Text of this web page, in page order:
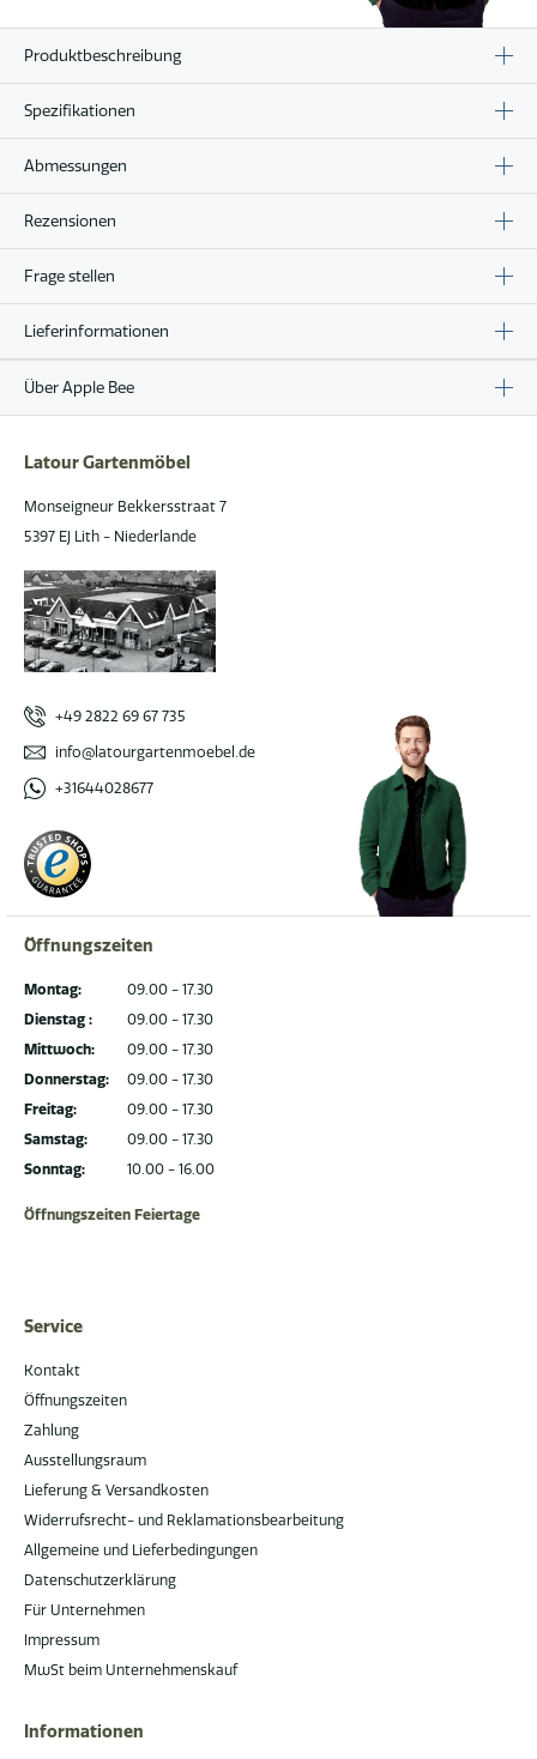
Produktbeschreibung
Spezifikationen
Abmessungen
Rezensionen
Frage stellen
Lieferinformationen
Über Apple Bee
Latour Gartenmöbel
Monseigneur Bekkersstraat 7
5397 EJ Lith - Niederlande
+49 2822 69 67 735
info@latourgartenmoebel.de
+31644028677
Öffnungszeiten
Montag:
Dienstag :
Mittwoch:
Donnerstag:
Freitag:
Samstag:
Sonntag:
09.00 - 17.30
09.00 - 17.30
09.00 - 17.30
09.00 - 17.30
09.00 - 17.30
09.00 - 17.30
10.00 - 16.00
Öffnungszeiten Feiertage
Service
Kontakt
Öffnungszeiten
Zahlung
Ausstellungsraum
Lieferung & Versandkosten
Widerrufsrecht- und Reklamationsbearbeitung
Allgemeine und Lieferbedingungen
Datenschutzerklärung
Für Unternehmen
Impressum
MwSt beim Unternehmenskauf
Informationen